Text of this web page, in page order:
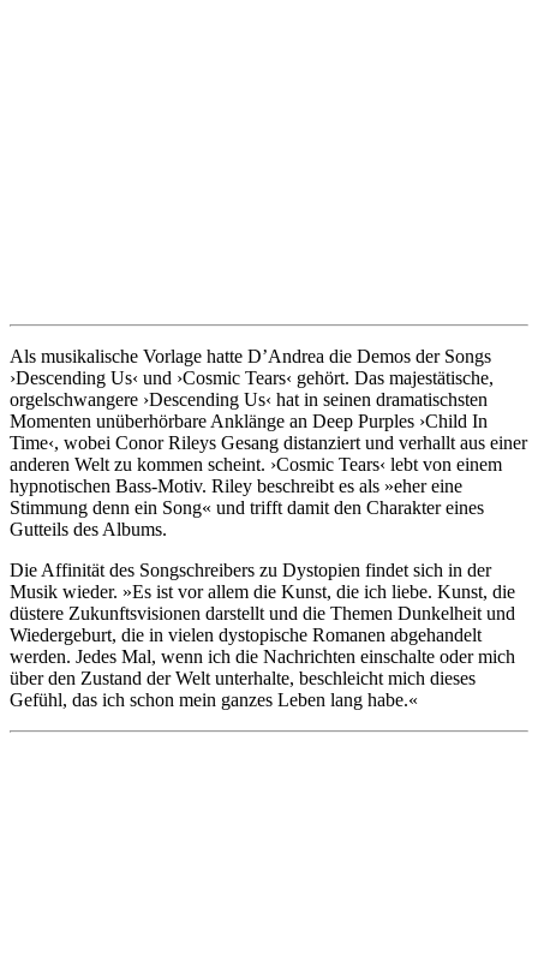
Als musikalische Vorlage hatte D’Andrea die Demos der Songs
›Descending Us‹ und ›Cosmic Tears‹ gehört. Das majestätische,
orgelschwangere ›Descending Us‹ hat in seinen dramatischsten
Momenten unüberhörbare Anklänge an Deep Purples ›Child In
Time‹, wobei Conor Rileys Gesang distanziert und verhallt aus einer
anderen Welt zu kommen scheint. ›Cosmic Tears‹ lebt von einem
hypnotischen Bass-Motiv. Riley beschreibt es als »eher eine
Stimmung denn ein Song« und trifft damit den Charakter eines
Gutteils des Albums.
Die Affinität des Songschreibers zu Dystopien findet sich in der
Musik wieder. »Es ist vor allem die Kunst, die ich liebe. Kunst, die
düstere Zukunftsvisionen darstellt und die Themen Dunkelheit und
Wiedergeburt, die in vielen dystopische Romanen abgehandelt
werden. Jedes Mal, wenn ich die Nachrichten einschalte oder mich
über den Zustand der Welt unterhalte, beschleicht mich dieses
Gefühl, das ich schon mein ganzes Leben lang habe.«